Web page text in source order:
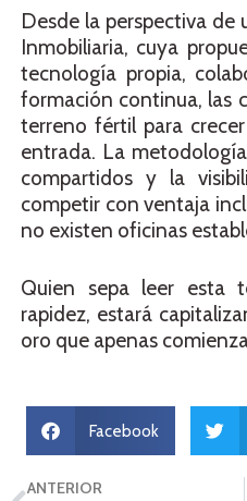
Desde la perspectiva
Inmobiliaria, cuya
tecnología propia,
formación continua, las
terreno fértil para
entrada. La
compartidos y la
competir con ventaja
no existen oficinas
Quien sepa leer esta
rapidez, estará
oro que apenas
Facebook
ANTERIOR